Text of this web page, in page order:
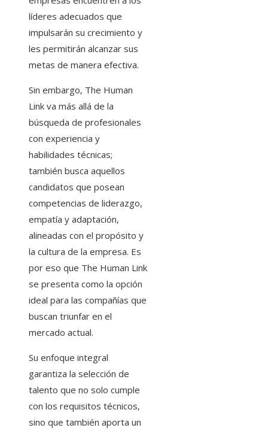
líderes adecuados que
impulsarán su crecimiento y
les permitirán alcanzar sus
metas de manera efectiva.
Sin embargo, The Human
Link va más allá de la
búsqueda de profesionales
con experiencia y
habilidades técnicas;
también busca aquellos
candidatos que posean
competencias de liderazgo,
empatía y adaptación,
alineadas con el propósito y
la cultura de la empresa. Es
por eso que The Human Link
se presenta como la opción
ideal para las compañías que
buscan triunfar en el
mercado actual.
Su enfoque integral
garantiza la selección de
talento que no solo cumple
con los requisitos técnicos,
sino que también aporta un